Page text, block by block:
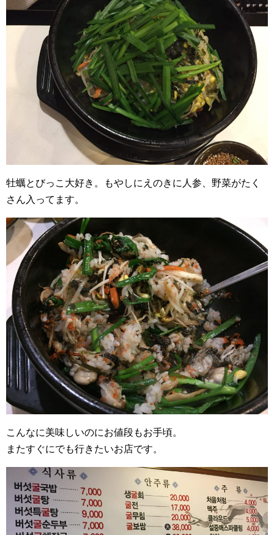
牡蠣とびっこ大好き。もやしにえのきに人参、野菜がたく
さん入ってます。
こんなに美味しいのにお値段もお手頃。
またすぐにでも行きたいお店です。